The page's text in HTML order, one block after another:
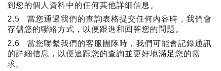
到您的個人資料中的任何其他詳細信息。
2.5 當您通過我們的查詢表格提交任何內容時，我們會
存儲您的聯絡方式，以便跟進和回答您的問題。
2.6 當您聯繫我們的客服團隊時，我們可能會記錄通訊
的詳細信息，以便追踪您的查詢並更好地滿足您的需
求。